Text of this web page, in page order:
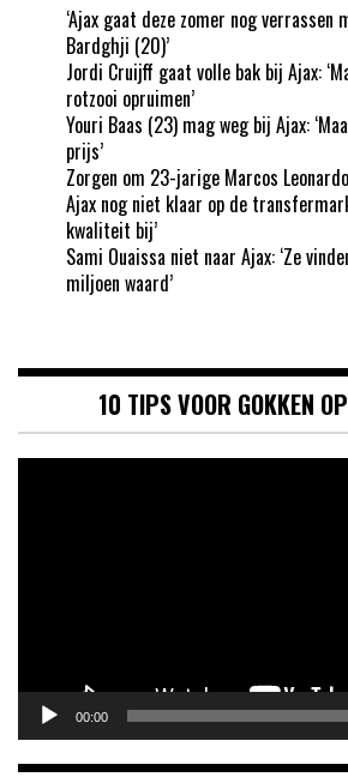
‘Ajax gaat deze zomer nog verrassen
Bardghji (20)’
Jordi Cruijff gaat volle bak bij Ajax:
rotzooi opruimen’
Youri Baas (23) mag weg bij Ajax:
prijs’
Zorgen om 23-jarige Marcos
Ajax nog niet klaar op de
kwaliteit bij’
Sami Ouaissa niet naar Ajax: ‘Ze
miljoen waard’
10 TIPS VOOR GOKKEN
00:00